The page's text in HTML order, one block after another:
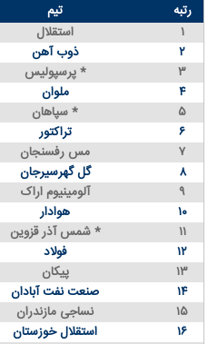
رتبه تیم
۱
استقلال
۲
ذوب آهن
۳
پرسپولیس *
۴
ملوان
۵
سپاهان *
۶
تراکتور
۷
مس رفسنجان
۸
گل گهرسیرجان
۹
آلومینیوم اراک
۱۰
هوادار
۱۱
شمس آذر قزوین *
۱۲
فولاد
۱۳
پیکان
۱۴
صنعت نفت آبادان
۱۵
نساجی مازندران
۱۶
استقلال خوزستان